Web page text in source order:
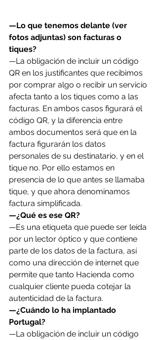
—Lo que tenemos delante (ver
fotos adjuntas) son facturas o
tiques?
—La obligación de incluir un código
QR en los justificantes que recibimos
por comprar algo o recibir un servicio
afecta tanto a los tiques como a las
facturas. En ambos casos figurará el
código QR, y la diferencia entre
ambos documentos será que en la
factura figurarán los datos
personales de su destinatario, y en el
tique no. Por ello estamos en
presencia de lo que antes se llamaba
tique, y que ahora denominamos
factura simplificada.
—¿Qué es ese QR?
—Es una etiqueta que puede ser leída
por un lector óptico y que contiene
parte de los datos de la factura, así
como una dirección de internet que
permite que tanto Hacienda como
cualquier cliente pueda cotejar la
autenticidad de la factura.
—¿Cuándo lo ha implantado
Portugal?
—La obligación de incluir un código